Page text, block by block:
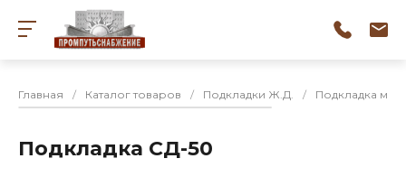
Главная / Каталог товаров / Подкладки Ж.Д. / Подкладка
Подкладка СД-50